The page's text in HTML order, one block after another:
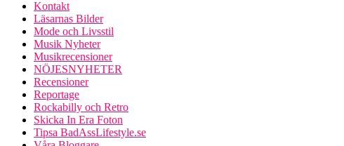
Kontakt
Läsarnas Bilder
Mode och Livsstil
Musik Nyheter
Musikrecensioner
NÖJESNYHETER
Recensioner
Reportage
Rockabilly och Retro
Skicka In Era Foton
Tipsa BadAssLifestyle.se